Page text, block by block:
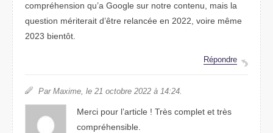
compréhension qu’a Google sur notre contenu, mais la
question mériterait d’être relancée en 2022, voire même
2023 bientôt.
Répondre
Par Maxime, le 21 octobre 2022 à 14:24.
Merci pour l’article ! Très complet et très
compréhensible.